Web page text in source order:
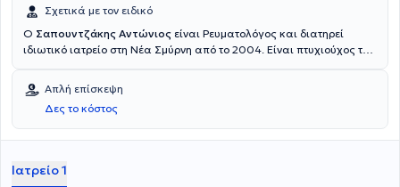
Σχετικά με τον ειδικό
Ο Σαπουντζάκης Αντώνιος είναι Ρευματολόγος και διατηρεί
ιδιωτικό ιατρείο στη Νέα Σμύρνη από το 2004. Είναι πτυχιούχος του
Νοσοκομείο Αθηνών "Γ. Γεννηματάς" και στο Γενικό Νοσοκομείο
Σάμου.Ο γιατρός έχει ιδιαίτερη εμπειρία στην οστεοπόρωση, στα
αυτοάνοσα συστηματικά νοσήματα, στις παθήσεις των
αρθρώσεων και του μυοσκελετικού, αλλά και στα νοσήματα του
πάντα με ανθρωποκεντρική προσέγγιση.
Απλή επίσκεψη
Δες το κόστος
Ιατρείο 1